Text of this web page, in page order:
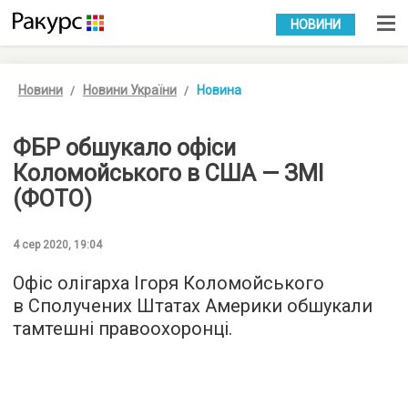
УКР РУС
НОВИНИ
Новини Новини України Новина
ФБР обшукало офіси
Коломойського в США — ЗМІ
(ФОТО)
4 сер 2020, 19:04
Офіс олігарха Ігоря Коломойського
в Сполучених Штатах Америки обшукали
тамтешні правоохоронці.